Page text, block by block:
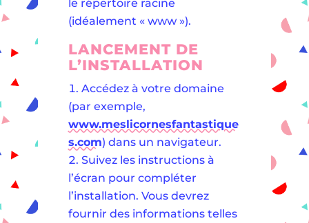
le répertoire racine
(idéalement « www »).
LANCEMENT DE
L’INSTALLATION
Accédez à votre domaine
(par exemple,
www.meslicornesfantastique
s.com) dans un navigateur.
Suivez les instructions à
l’écran pour compléter
l’installation. Vous devrez
fournir des informations telles